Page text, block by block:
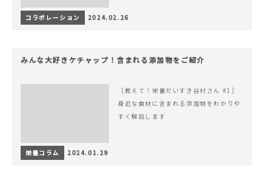
コラボレーション 2024.02.26
みんな大好きケチャップ！含まれる添加物をご紹介
［教えて！栄養だいすき谷村さん #1］
身近な食材に含まれる添加物をわかりや
すく解説します
栄養コラム 2024.01.29